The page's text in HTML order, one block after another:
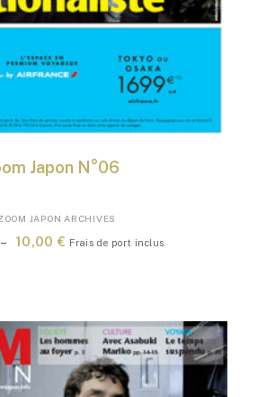
Japon N°06
JAPON ARCHIVES
– 10,00€ Plage
à
10,00 €
Frais de port inclus